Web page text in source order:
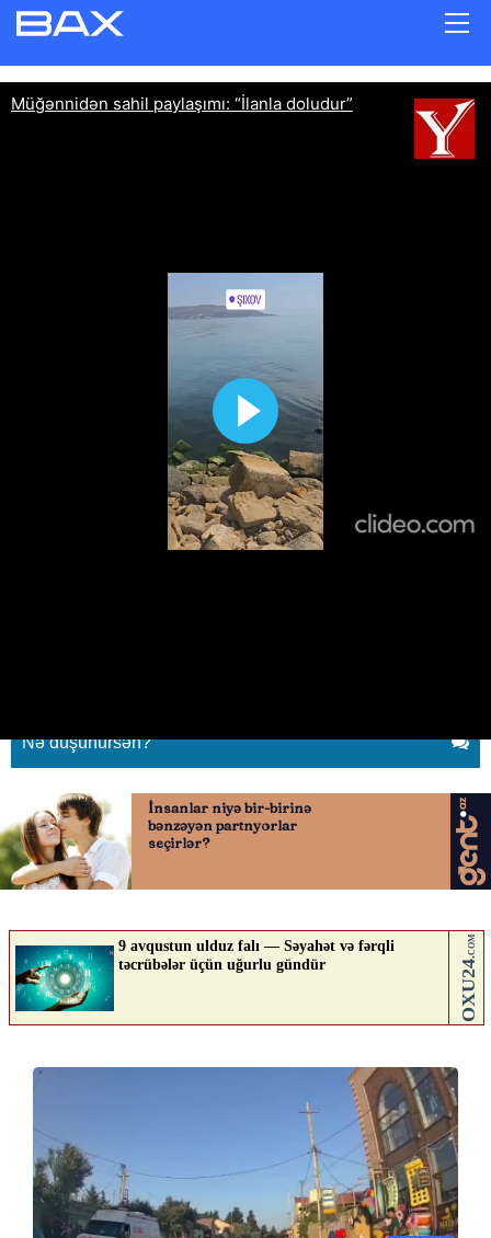
Müğənnidən sahil paylaşımı:
Nə düşünürsən?